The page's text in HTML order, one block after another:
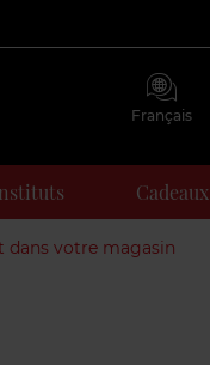
Français
Cadeaux
dans votre magasin